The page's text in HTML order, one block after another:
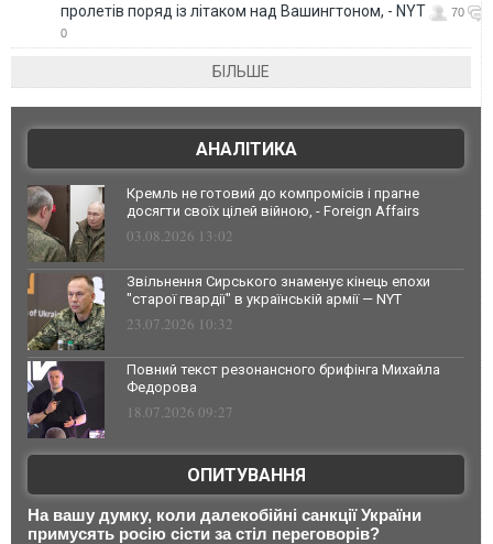
пролетів поряд із літаком над Вашингтоном, - NYT
70
0
БІЛЬШЕ
АНАЛІТИКА
Кремль не готовий до компромісів і прагне
досягти своїх цілей війною, - Foreign Affairs
03.08.2026 13:02
Звільнення Сирського знаменує кінець епохи
"старої гвардії" в українській армії — NYT
23.07.2026 10:32
Повний текст резонансного брифінга Михайла
Федорова
18.07.2026 09:27
ОПИТУВАННЯ
На вашу думку, коли далекобійні санкції України
примусять росію сісти за стіл переговорів?